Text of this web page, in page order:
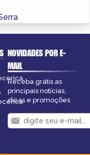
NOVIDADES POR E-
MAIL
Receba grátis as
principais notícias,
dicas e promoções